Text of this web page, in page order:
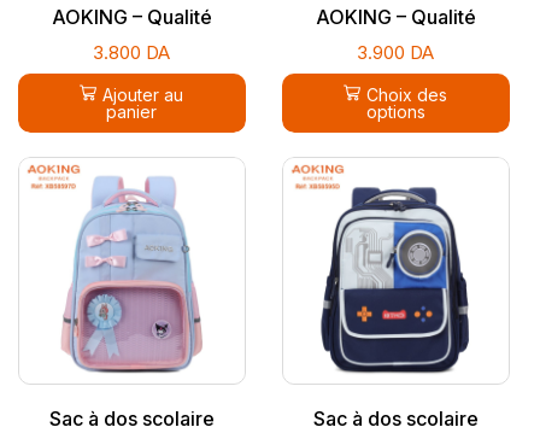
AOKING – Qualité
supérieure
3.800 DA
Ajouter au
panier
AOKING – Qualité
supérieure
3.900 DA
Choix des
options
Sac à dos scolaire
Sac à dos scolaire